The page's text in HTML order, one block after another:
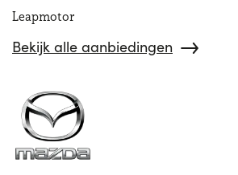
Leapmotor
Bekijk alle aanbiedingen